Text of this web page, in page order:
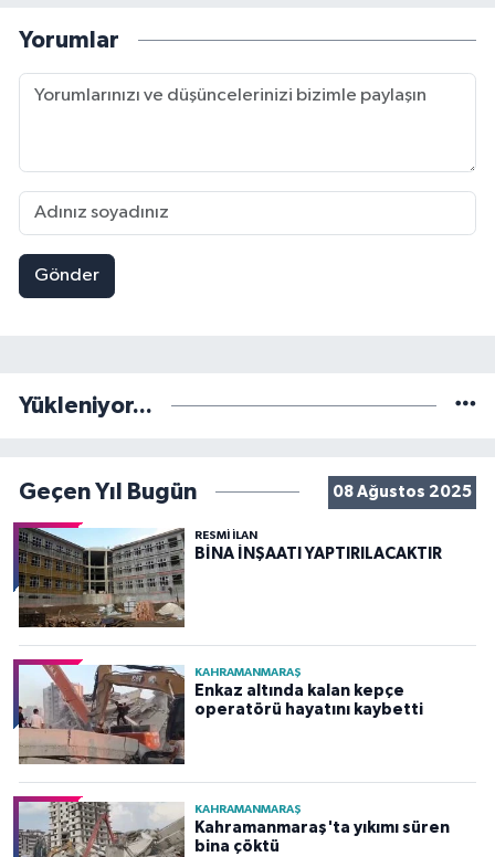
Yorumlar
Gönder
Yükleniyor...
Geçen Yıl Bugün 08 Ağustos 2025
RESMİ İLAN
BİNA İNŞAATI YAPTIRILACAKTIR
KAHRAMANMARAŞ
Enkaz altında kalan kepçe
operatörü hayatını kaybetti
KAHRAMANMARAŞ
Kahramanmaraş'ta yıkımı süren
bina çöktü